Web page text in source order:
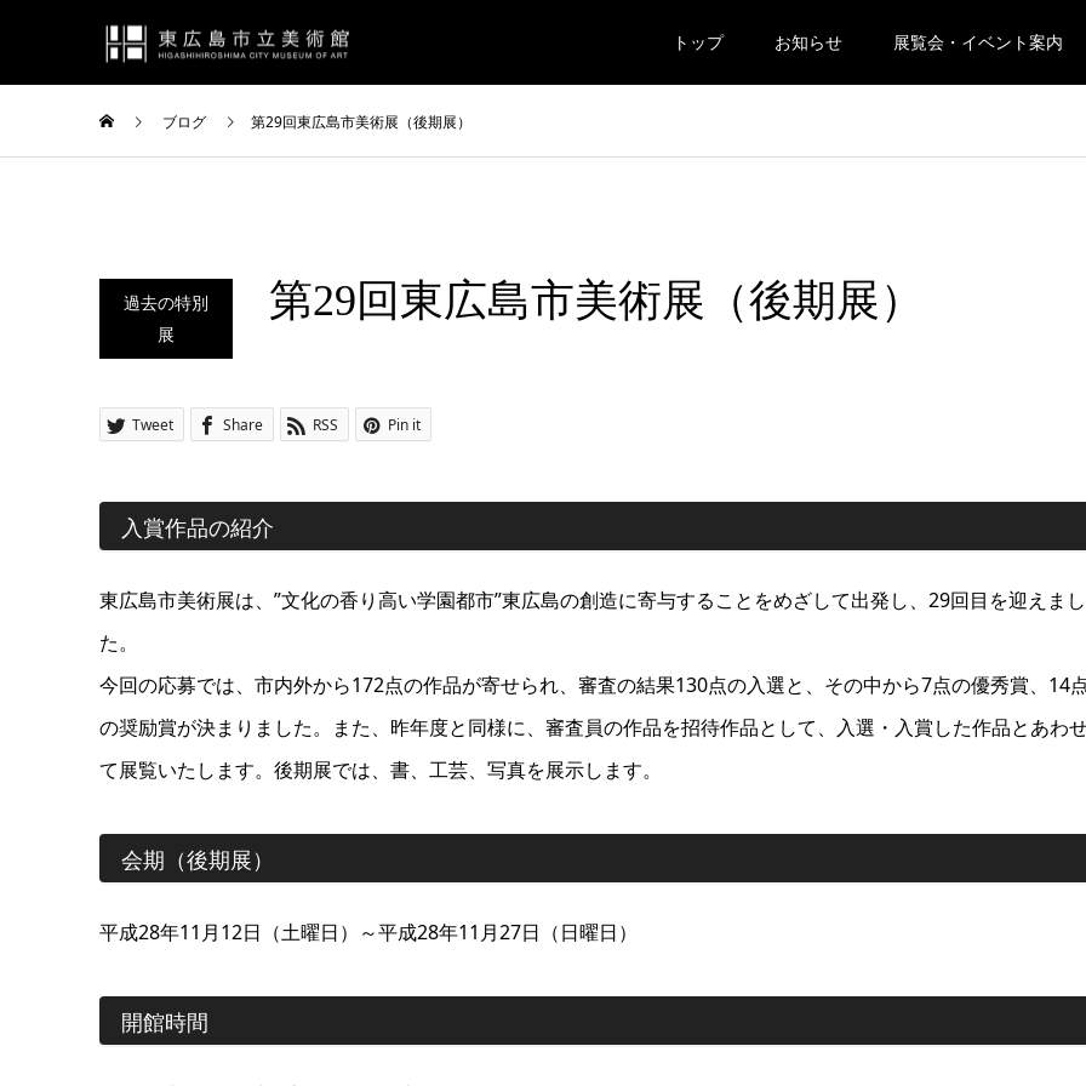
トップ お知らせ 展覧会・イベント案内
ブログ 第29回東広島市美術展（後期展）
過去の特別
展
第29回東広島市美術展（後期展）
Tweet Share RSS Pin it
入賞作品の紹介
東広島市美術展は、”文化の香り高い学園都市”東広島の創造に寄与することをめざして出発し、29回目を迎えまし
た。
今回の応募では、市内外から172点の作品が寄せられ、審査の結果130点の入選と、その中から7点の優秀賞、14
の奨励賞が決まりました。また、昨年度と同様に、審査員の作品を招待作品として、入選・入賞した作品とあわ
て展覧いたします。後期展では、書、工芸、写真を展示します。
会期（後期展）
平成28年11月12日（土曜日）～平成28年11月27日（日曜日）
開館時間